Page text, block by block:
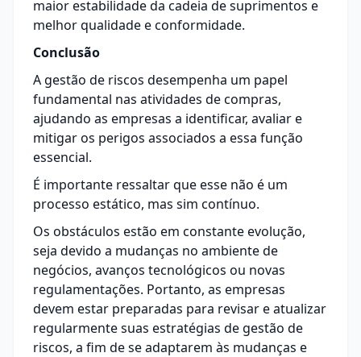
maior estabilidade da cadeia de suprimentos e
melhor qualidade e conformidade.
Conclusão
A gestão de riscos desempenha um papel
fundamental nas atividades de compras,
ajudando as empresas a identificar, avaliar e
mitigar os perigos associados a essa função
essencial.
É importante ressaltar que esse não é um
processo estático, mas sim contínuo.
Os obstáculos estão em constante evolução,
seja devido a mudanças no ambiente de
negócios, avanços tecnológicos ou novas
regulamentações. Portanto, as empresas
devem estar preparadas para revisar e atualizar
regularmente suas estratégias de gestão de
riscos, a fim de se adaptarem às mudanças e